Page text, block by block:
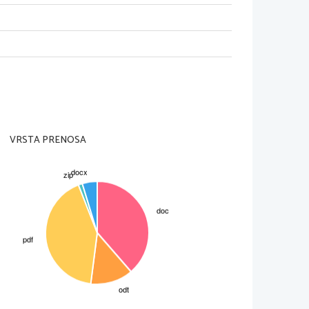
e) -ta  pesniška oblika govori
za vrh perzijske lirike
in drugi religiozni sistemi
VRSTA PRENOSA